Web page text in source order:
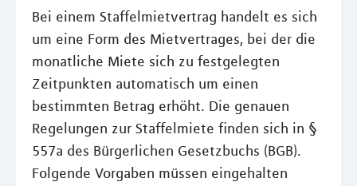
Bei einem Staffelmietvertrag handelt es sich
um eine Form des Mietvertrages, bei der die
monatliche Miete sich zu festgelegten
Zeitpunkten automatisch um einen
bestimmten Betrag erhöht. Die genauen
Regelungen zur Staffelmiete finden sich in §
557a des Bürgerlichen Gesetzbuchs (BGB).
Folgende Vorgaben müssen eingehalten